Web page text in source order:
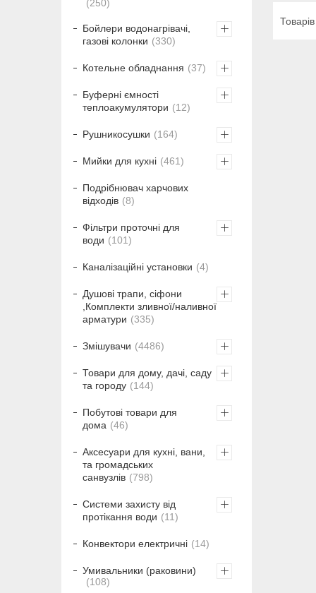
250
Бойлери водонагрівачі,
газові колонки
330
Котельне обладнання 37
Буферні ємності
теплоакумулятори
12
Рушникосушки 164
Мийки для кухні 461
Подрібнювач харчових
відходів
8
Фільтри проточні для
води
101
Каналізаційні установки 4
Душові трапи, сіфони
,Комплекти зливної/наливної
арматури
335
Змішувачи 4486
Товари для дому, дачі, саду
та городу
144
Побутові товари для
дома
46
Аксесуари для кухні, вани,
та громадських
санвузлів
798
Системи захисту від
протікання води
11
Конвектори електричні 14
Умивальники (раковини)
108